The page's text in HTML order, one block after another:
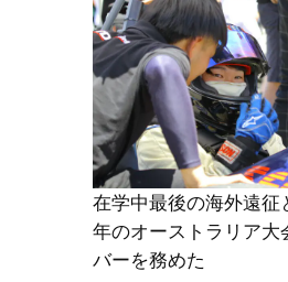
在学中最後の海外遠征
年のオーストラリア大
バーを務めた